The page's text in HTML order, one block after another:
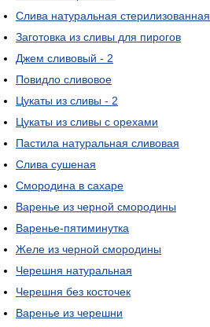
Слива натуральная стерилизованная
Заготовка из сливы для пирогов
Джем сливовый - 2
Повидло сливовое
Цукаты из сливы - 2
Цукаты из сливы с орехами
Пастила натуральная сливовая
Слива сушеная
Смородина в сахаре
Варенье из черной смородины
Варенье-пятиминутка
Желе из черной смородины
Черешня натуральная
Черешня без косточек
Варенье из черешни